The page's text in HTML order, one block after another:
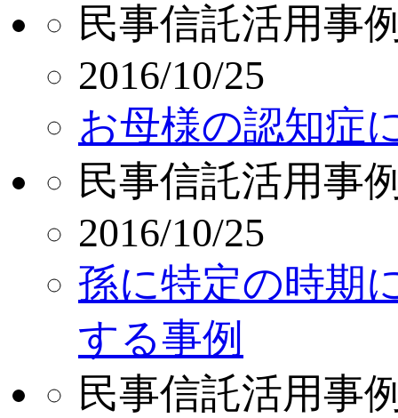
民事信託活用事
2016/10/25
お母様の認知症
民事信託活用事
2016/10/25
孫に特定の時期
する事例
民事信託活用事